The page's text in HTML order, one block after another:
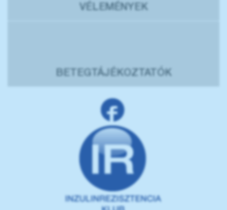
VÉLEMÉNYEK
BETEGTÁJÉKOZTATÓK